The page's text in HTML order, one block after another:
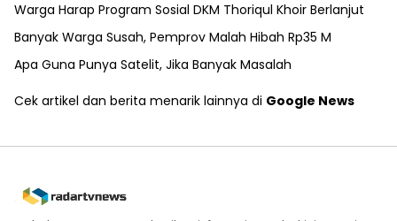
Warga Harap Program Sosial DKM Thoriqul Khoir Berlanjut
Banyak Warga Susah, Pemprov Malah Hibah Rp35 M
Apa Guna Punya Satelit, Jika Banyak Masalah
Cek artikel dan berita menarik lainnya di Google News